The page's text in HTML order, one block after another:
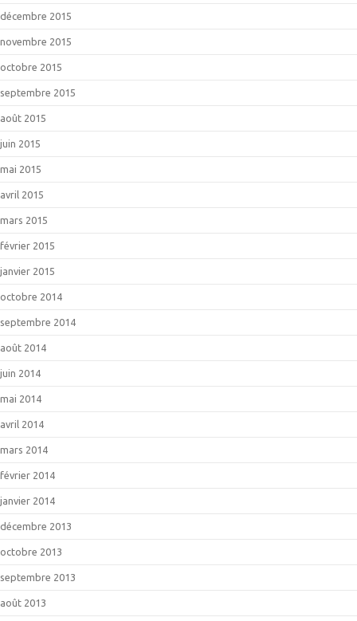
décembre 2015
novembre 2015
octobre 2015
septembre 2015
août 2015
juin 2015
mai 2015
avril 2015
mars 2015
février 2015
janvier 2015
octobre 2014
septembre 2014
août 2014
juin 2014
mai 2014
avril 2014
mars 2014
février 2014
janvier 2014
décembre 2013
octobre 2013
septembre 2013
août 2013